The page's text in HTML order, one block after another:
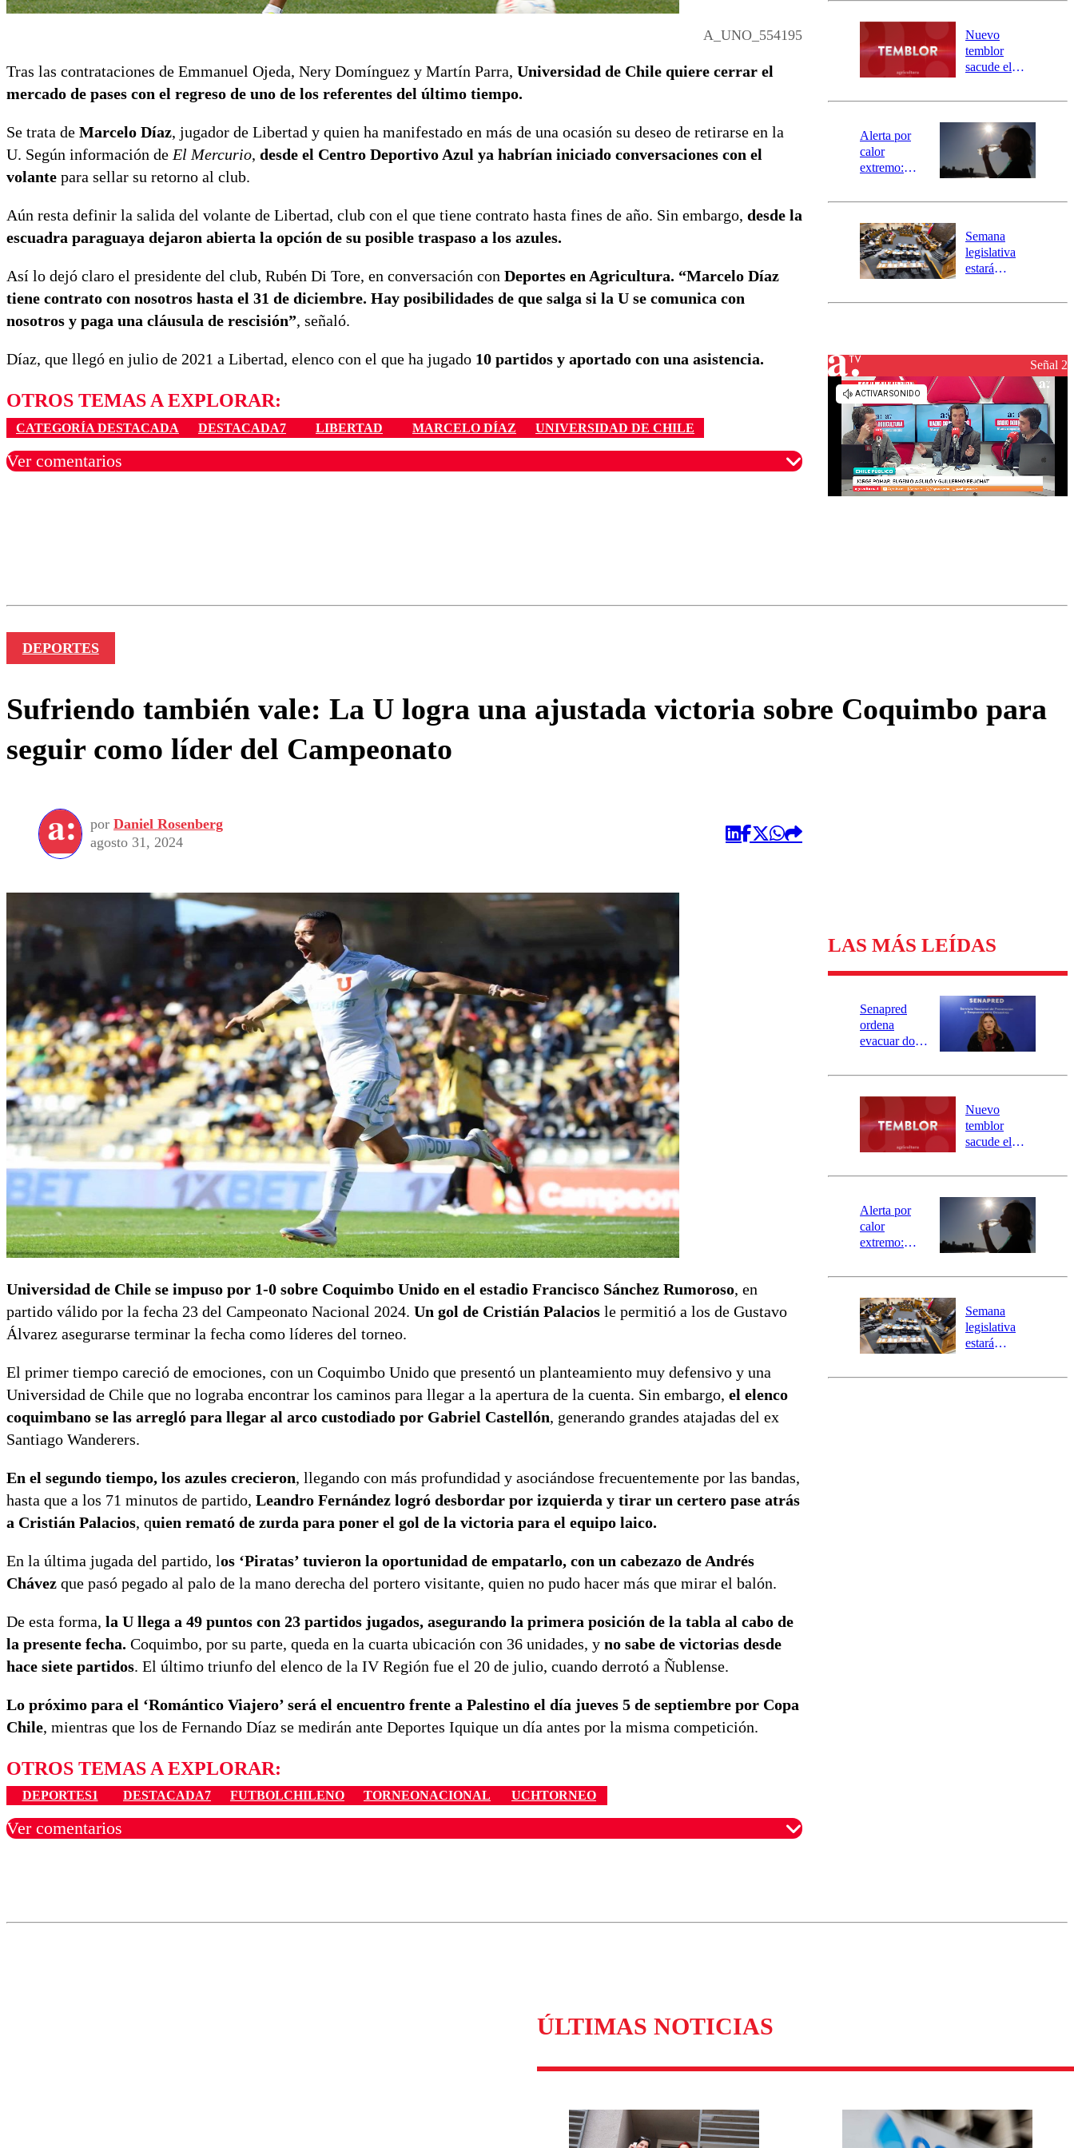
A_UNO_554195
Tras las contrataciones de Emmanuel Ojeda, Nery Domínguez y Martín Parra, Universidad de Chile quiere cerrar el
mercado de pases con el regreso de uno de los referentes del último tiempo.
Se trata de Marcelo Díaz, jugador de Libertad y quien ha manifestado en más de una ocasión su deseo de retirarse en la
U. Según información deEl Mercurio, desde el Centro Deportivo Azul ya habrían iniciado conversaciones con el
volante para sellar su retorno al club.
Aún resta definir la salida del volante de Libertad, club con el que tiene contrato hasta fines de año. Sin embargo, desde la
escuadra paraguaya dejaron abierta la opción de su posible traspaso a los azules.
Así lo dejó claro el presidente del club, Rubén Di Tore, en conversación con Deportes en Agricultura. “Marcelo Díaz
tiene contrato con nosotros hasta el 31 de diciembre. Hay posibilidades de que salga si la U se comunica con
nosotros y paga una cláusula de rescisión”, señaló.
Díaz, que llegó en julio de 2021 a Libertad, elenco con el que ha jugado 10 partidos y aportado con una asistencia.
OTROS TEMAS A EXPLORAR:
CATEGORÍA DESTACADA DESTACADA7 LIBERTAD MARCELO DÍAZ UNIVERSIDAD DE CHILE
Ver comentarios
río Damas:
activa
mensajería
SAE
Nuevo
temblor
sacude el
revisa la
epicentro
Alerta por
calor
extremo:
activa Alerta
Preventiva en
tres comunas
Semana
legislativa
estará
el fin de la
reconstrucciónSeñal 2
DEPORTES
Sufriendo también vale: La U logra una ajustada victoria sobre Coquimbo para
seguir como líder del Campeonato
por Daniel Rosenberg
agosto 31, 2024
Universidad de Chile se impuso por 1-0 sobre Coquimbo Unido en el estadio Francisco Sánchez Rumoroso, en
partido válido por la fecha 23 del Campeonato Nacional 2024. Un gol de Cristián Palacios le permitió a los de Gustavo
Álvarez asegurarse terminar la fecha como líderes del torneo.
El primer tiempo careció de emociones, con un Coquimbo Unido que presentó un planteamiento muy defensivo y una
Universidad de Chile que no lograba encontrar los caminos para llegar a la apertura de la cuenta. Sin embargo, el elenco
coquimbano se las arregló para llegar al arco custodiado por Gabriel Castellón, generando grandes atajadas del ex
Santiago Wanderers.
En el segundo tiempo, los azules crecieron, llegando con más profundidad y asociándose frecuentemente por las bandas,
hasta que a los 71 minutos de partido, Leandro Fernández logró desbordar por izquierda y tirar un certero pase atrás
a Cristián Palacios, quien remató de zurda para poner el gol de la victoria para el equipo laico.
En la última jugada del partido, los ‘Piratas’ tuvieron la oportunidad de empatarlo, con un cabezazo de Andrés
Chávez que pasó pegado al palo de la mano derecha del portero visitante, quien no pudo hacer más que mirar el balón.
De esta forma, la U llega a 49 puntos con 23 partidos jugados, asegurando la primera posición de la tabla al cabo de
la presente fecha. Coquimbo, por su parte, queda en la cuarta ubicación con 36 unidades, y no sabe de victorias desde
hace siete partidos. El último triunfo del elenco de la IV Región fue el 20 de julio, cuando derrotó a Ñublense.
Lo próximo para el ‘Romántico Viajero’ será el encuentro frente a Palestino el día jueves 5 de septiembre por Copa
Chile, mientras que los de Fernando Díaz se medirán ante Deportes Iquique un día antes por la misma competición.
OTROS TEMAS A EXPLORAR:
DEPORTES1 DESTACADA7 FUTBOLCHILENO TORNEONACIONAL UCHTORNEO
Ver comentarios
LAS MÁS LEÍDAS
Senapred
ordena
evacuar dos
Carahue por
río Damas:
activa
mensajería
SAE
Nuevo
temblor
sacude el
revisa la
epicentro
Alerta por
calor
extremo:
activa Alerta
Preventiva en
tres comunas
Semana
legislativa
estará
el fin de la
ÚLTIMAS NOTICIAS